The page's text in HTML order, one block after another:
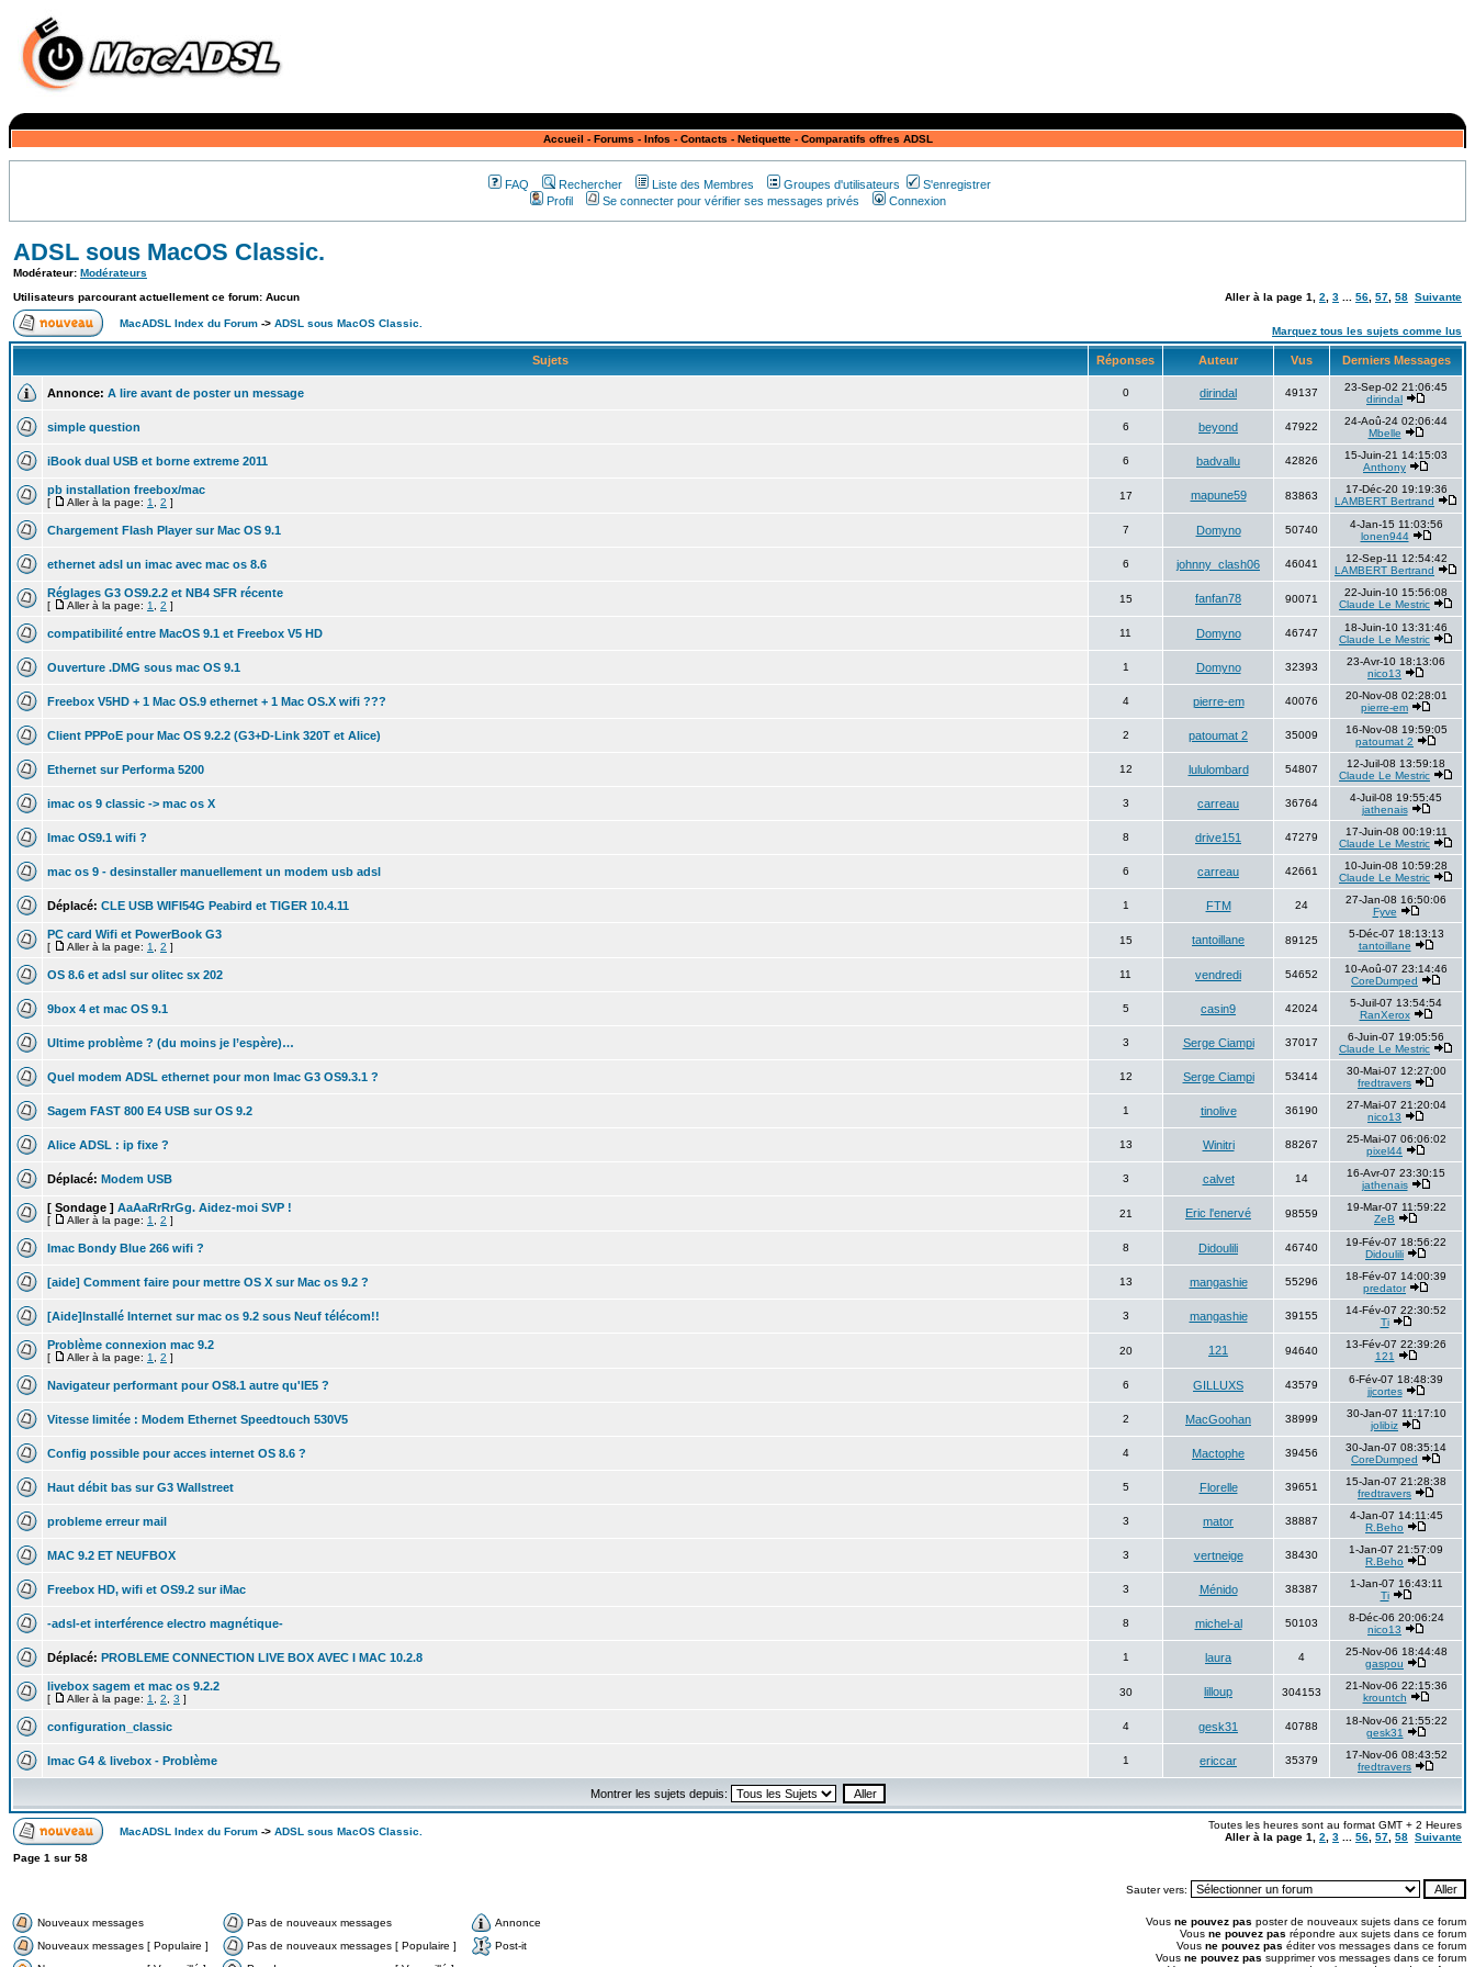
Accueil - Forums - Infos - Contacts - Netiquette- Comparatifs offres ADSL
FAQ Rechercher Liste des Membres Groupes d'utilisateurs
S'enregistrer
Profil
Se connecter pour vérifier ses messages privés Connexion
ADSL sous MacOS Classic.
Modérateur: Modérateurs
Utilisateurs parcourant actuellement ce forum: Aucun
Aller à la page 1 2 3 56 57 58 Suivante
MacADSL Index du Forum -> ADSL sous MacOS Classic.
Marquez tous les sujets comme lus
Sujets Réponses Auteur Vus Derniers Messages
Annonce: A lire avant de poster un message 0 dirindal 49137
23-Sep-02 21:06:45
dirindal
simple question 6 beyond 47922
24-Aoû-24 02:06:44
Mbelle
iBook dual USB et borne extreme 2011 6 badvallu 42826
15-Juin-21 14:15:03
Anthony
pb installation freebox/mac
[ Aller à la page: 1 2 ]
17 mapune59 83863
17-Déc-20 19:19:36
LAMBERT Bertrand
Chargement Flash Player sur Mac OS 9.1 7 Domyno 50740
4-Jan-15 11:03:56
lonen944
ethernet adsl un imac avec mac os 8.6 6 johnny_clash06 46041
12-Sep-11 12:54:42
LAMBERT Bertrand
Réglages G3 OS9.2.2 et NB4 SFR récente
[ Aller à la page: 1 2 ]
15 fanfan78 90071
22-Juin-10 15:56:08
Claude Le Mestric
compatibilité entre MacOS 9.1 et Freebox V5 HD 11 Domyno 46747
18-Juin-10 13:31:46
Claude Le Mestric
Ouverture .DMG sous mac OS 9.1 1 Domyno 32393
23-Avr-10 18:13:06
nico13
Freebox V5HD + 1 Mac OS.9 ethernet + 1 Mac OS.X wifi ??? 4 pierre-em 40076
20-Nov-08 02:28:01
pierre-em
Client PPPoE pour Mac OS 9.2.2 (G3+D-Link 320T et Alice) 2 patoumat 2 35009
16-Nov-08 19:59:05
patoumat 2
Ethernet sur Performa 5200 12 lululombard 54807
12-Juil-08 13:59:18
Claude Le Mestric
imac os 9 classic -> mac os X 3 carreau 36764
4-Juil-08 19:55:45
jathenais
Imac OS9.1 wifi ? 8 drive151 47279
17-Juin-08 00:19:11
Claude Le Mestric
mac os 9 - desinstaller manuellement un modem usb adsl 6 carreau 42661
10-Juin-08 10:59:28
Claude Le Mestric
Déplacé: CLE USB WIFI54G Peabird et TIGER 10.4.11 1 FTM 24
27-Jan-08 16:50:06
Fyve
PC card Wifi et PowerBook G3
[ Aller à la page: 1 2 ]
15 tantoillane 89125
5-Déc-07 18:13:13
tantoillane
OS 8.6 et adsl sur olitec sx 202 11 vendredi 54652
10-Aoû-07 23:14:46
CoreDumped
9box 4 et mac OS 9.1 5 casin9 42024
5-Juil-07 13:54:54
RanXerox
Ultime problème ? (du moins je l’espère)… 3 Serge Ciampi 37017
6-Juin-07 19:05:56
Claude Le Mestric
Quel modem ADSL ethernet pour mon Imac G3 OS9.3.1 ? 12 Serge Ciampi 53414
30-Mai-07 12:27:00
fredtravers
Sagem FAST 800 E4 USB sur OS 9.2 1 tinolive 36190
27-Mai-07 21:20:04
nico13
Alice ADSL : ip fixe ? 13 Winitri 88267
25-Mai-07 06:06:02
pixel44
Déplacé: Modem USB 3 calvet 14
16-Avr-07 23:30:15
jathenais
[ Sondage ] AaAaRrRrGg. Aidez-moi SVP !
[ Aller à la page: 1 2 ]
21 Eric l'enervé 98559
19-Mar-07 11:59:22
ZeB
Imac Bondy Blue 266 wifi ? 8 Didoulili 46740
19-Fév-07 18:56:22
Didoulili
[aide] Comment faire pour mettre OS X sur Mac os 9.2 ? 13 mangashie 55296
18-Fév-07 14:00:39
predator
[Aide]Installé Internet sur mac os 9.2 sous Neuf télécom!! 3 mangashie 39155
14-Fév-07 22:30:52
Ti
Problème connexion mac 9.2
[ Aller à la page: 1 2 ]
20 121 94640
13-Fév-07 22:39:26
121
Navigateur performant pour OS8.1 autre qu'IE5 ? 6 GILLUXS 43579
6-Fév-07 18:48:39
jjcortes
Vitesse limitée : Modem Ethernet Speedtouch 530V5 2 MacGoohan 38999
30-Jan-07 11:17:10
jolibiz
Config possible pour acces internet OS 8.6 ? 4 Mactophe 39456
30-Jan-07 08:35:14
CoreDumped
Haut débit bas sur G3 Wallstreet 5 Florelle 39651
15-Jan-07 21:28:38
fredtravers
probleme erreur mail 3 mator 38887
4-Jan-07 14:11:45
R.Beho
MAC 9.2 ET NEUFBOX 3 vertneige 38430
1-Jan-07 21:57:09
R.Beho
Freebox HD, wifi et OS9.2 sur iMac 3 Ménido 38387
1-Jan-07 16:43:11
Ti
-adsl-et interférence electro magnétique- 8 michel-al 50103
8-Déc-06 20:06:24
nico13
Déplacé: PROBLEME CONNECTION LIVE BOX AVEC I MAC 10.2.8 1 laura 4
25-Nov-06 18:44:48
gaspou
livebox sagem et mac os 9.2.2
[ Aller à la page: 1 2 3 ]
30 lilloup 304153
21-Nov-06 22:15:36
krountch
configuration_classic 4 gesk31 40788
18-Nov-06 21:55:22
gesk31
Imac G4 & livebox - Problème 1 ericcar 35379
17-Nov-06 08:43:52
fredtravers
Montrer les sujets depuis:
MacADSL Index du Forum -> ADSL sous MacOS Classic.
Toutes les heures sont au format GMT + 2 Heures
Aller à la page 1 2 3 56 57 58 Suivante
Page 1 sur 58
Sauter vers:
Nouveaux messages Pas de nouveaux messages
Annonce
Nouveaux messages [ Populaire ]
Pas de nouveaux messages [ Populaire ]
Post-it
Vous ne pouvez pas poster de nouveaux sujets dans ce forum
Vous ne pouvez pas répondre aux sujets dans ce forum
Vous ne pouvez pas éditer vos messages dans ce forum
Vous ne pouvez pas supprimer vos messages dans ce forum